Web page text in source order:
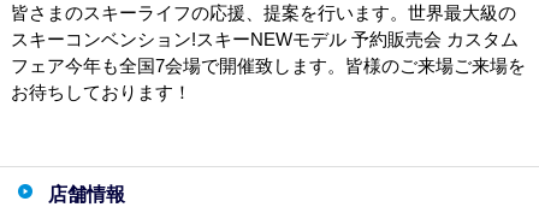
皆さまのスキーライフの応援、提案を行います。世界最大級の
スキーコンベンション!スキーNEWモデル 予約販売会 カスタム
フェア今年も全国7会場で開催致します。皆様のご来場ご来場を
お待ちしております！
店舗情報